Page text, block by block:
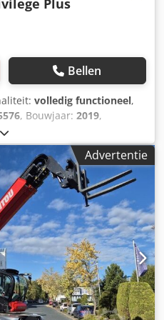
Plus
Bellen
volledig functioneel,
, Bouwjaar: 2019,
diesel, masttype:
kW (157,72 pk), vorklengte:
, Draaibare
5576 Masttype:
Transmissie: Hydrostaat
Gereviseerd zonder garantie
voorbanden: Lucht Staat
Lucht Staat
Beschikbaar vanaf
achter, werklamp voor,
volledige cabine, CE-
buitenspiegel,
Advertentie